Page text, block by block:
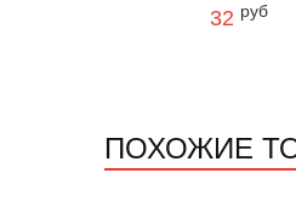
32 руб
ПОХОЖИЕ